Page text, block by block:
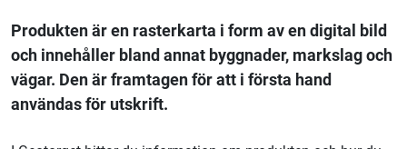
Produkten är en rasterkarta i form av en digital bild
och innehåller bland annat byggnader, markslag och
vägar. Den är framtagen för att i första hand
användas för utskrift.